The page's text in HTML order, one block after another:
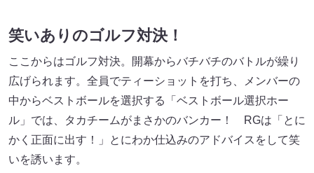
笑いありのゴルフ対決！
ここからはゴルフ対決。開幕からバチバチのバトルが繰り
広げられます。全員でティーショットを打ち、メンバーの
中からベストボールを選択する「ベストボール選択ホー
ル」では、タカチームがまさかのバンカー！ RGは「とに
かく正面に出す！」とにわか仕込みのアドバイスをして笑
いを誘います。